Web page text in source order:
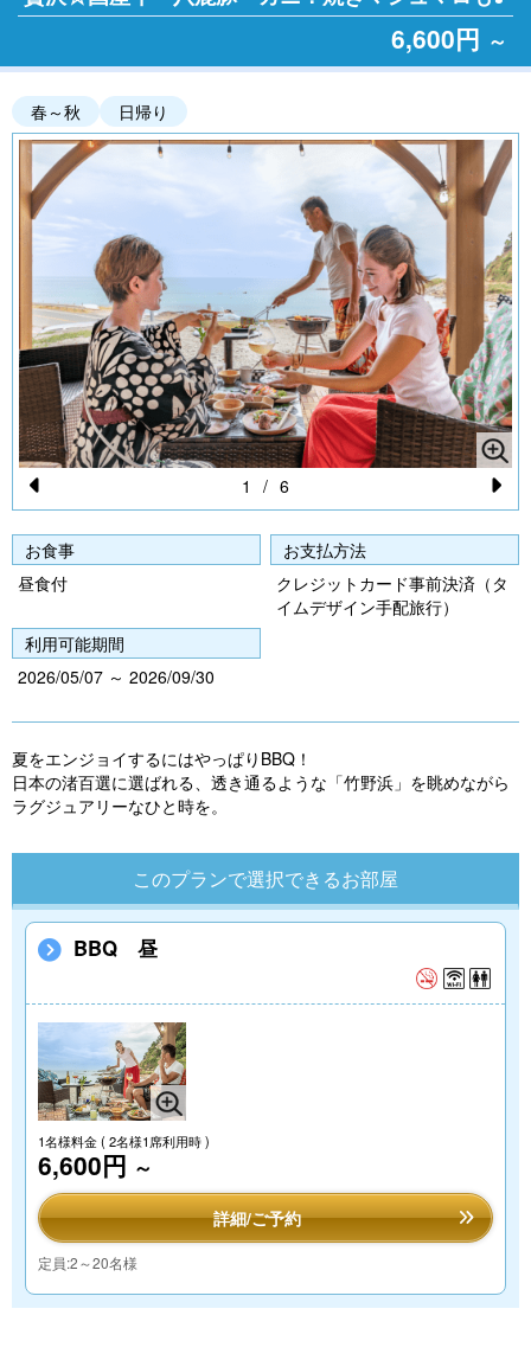
6,600円 ～
春～秋 日帰り
Pr
e
vi
o
u
s
N
xt
1 / 6
お食事
昼食付
お支払方法
クレジットカード事前決済（タ
イムデザイン手配旅行）
利用可能期間
2026/05/07 ～ 2026/09/30
夏をエンジョイするにはやっぱりBBQ！
日本の渚百選に選ばれる、透き通るような「竹野浜」を眺めながら
ラグジュアリーなひと時を。
このプランで選択できるお部屋
BBQ 昼
1名様料金( 2名様1席利用時 )
6,600円 ～
詳細/ご予約
定員:2～20名様